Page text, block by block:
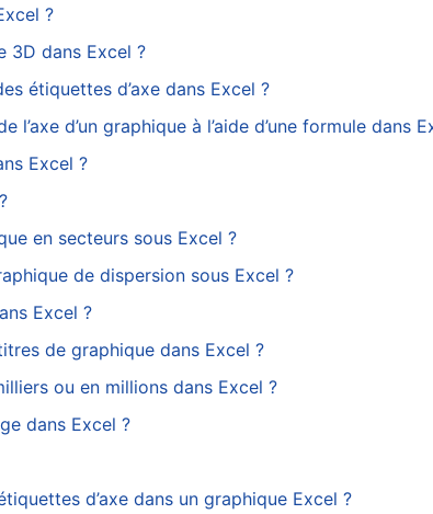
?
3D dans Excel ?
étiquettes d’axe dans Excel ?
d’un graphique à l’aide d’une formule dans
Excel ?
en secteurs sous Excel ?
de dispersion sous Excel ?
Excel ?
de graphique dans Excel ?
ou en millions dans Excel ?
dans Excel ?
d’axe dans un graphique Excel ?